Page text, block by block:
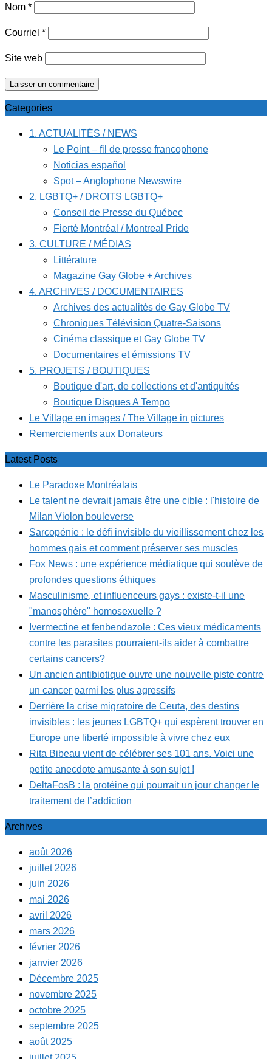
Nom *
Courriel *
Site web
Categories
1. ACTUALITÉS / NEWS
Le Point – fil de presse francophone
Noticias español
Spot – Anglophone Newswire
2. LGBTQ+ / DROITS LGBTQ+
Conseil de Presse du Québec
Fierté Montréal / Montreal Pride
3. CULTURE / MÉDIAS
Littérature
Magazine Gay Globe + Archives
4. ARCHIVES / DOCUMENTAIRES
Archives des actualités de Gay Globe TV
Chroniques Télévision Quatre-Saisons
Cinéma classique et Gay Globe TV
Documentaires et émissions TV
5. PROJETS / BOUTIQUES
Boutique d'art, de collections et d'antiquités
Boutique Disques A Tempo
Le Village en images / The Village in pictures
Remerciements aux Donateurs
Latest Posts
Le Paradoxe Montréalais
Le talent ne devrait jamais être une cible : l'histoire de
Milan Violon bouleverse
Sarcopénie : le défi invisible du vieillissement chez les
hommes gais et comment préserver ses muscles
Fox News : une expérience médiatique qui soulève de
profondes questions éthiques
Masculinisme, et influenceurs gays : existe-t-il une
"manosphère" homosexuelle ?
Ivermectine et fenbendazole : Ces vieux médicaments
contre les parasites pourraient-ils aider à combattre
certains cancers?
Un ancien antibiotique ouvre une nouvelle piste contre
un cancer parmi les plus agressifs
Derrière la crise migratoire de Ceuta, des destins
invisibles : les jeunes LGBTQ+ qui espèrent trouver en
Europe une liberté impossible à vivre chez eux
Rita Bibeau vient de célébrer ses 101 ans. Voici une
petite anecdote amusante à son sujet !
DeltaFosB : la protéine qui pourrait un jour changer le
traitement de l’addiction
Archives
août 2026
juillet 2026
juin 2026
mai 2026
avril 2026
mars 2026
février 2026
janvier 2026
Décembre 2025
novembre 2025
octobre 2025
septembre 2025
août 2025